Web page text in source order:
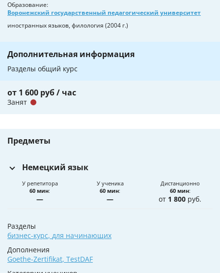
Образование
Воронежский государственный педагогический университет
иностранных языков, филология (2004 г.)
Дополнительная информация
Разделы общий курс
от 1 600 руб / час
Занят
Предметы
Немецкий язык
У репетитора
60 мин:
—
У ученика
60 мин:
—
Дистанционно
60 мин:
от 1 800 руб.
Разделы
бизнес-курс, для начинающих
Дополнения
Goethe-Zertifikat, TestDAF